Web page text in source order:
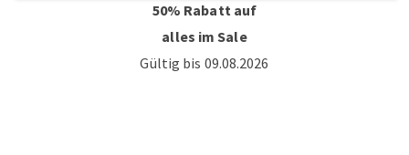
50% Rabatt auf
alles im Sale
Gültig bis 09.08.2026